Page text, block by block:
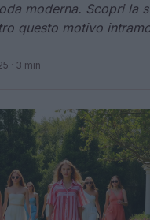
moderna. Scopri la
questo motivo
· 3 min